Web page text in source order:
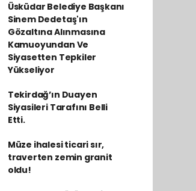
Üsküdar Belediye Başkanı
Sinem Dedetaş'ın
Gözaltına Alınmasına
Kamuoyundan Ve
Siyasetten Tepkiler
Yükseliyor
Tekirdağ’ın Duayen
Siyasileri Tarafını Belli
Etti.
Müze ihalesi ticari sır,
traverten zemin granit
oldu!